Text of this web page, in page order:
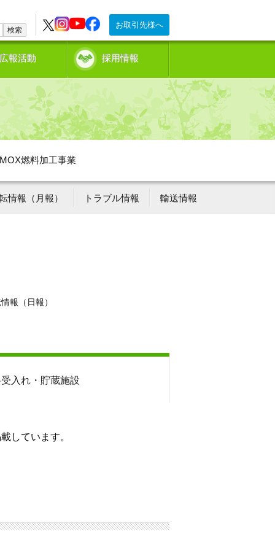
お取引先様へ
検索
報活動 採用情報
燃料加工事業
情報（月報） トラブル情報 輸送情報
報（日報）
受入れ・貯蔵施設
しています。